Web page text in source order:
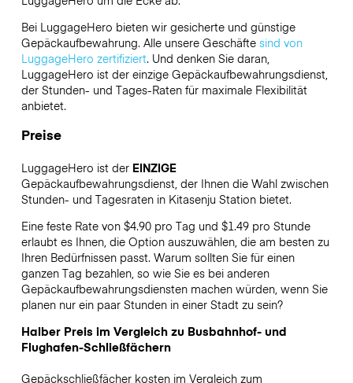
Bei LuggageHero bieten wir gesicherte und günstige
Gepäckaufbewahrung. Alle unsere Geschäfte sind von
LuggageHero zertifiziert. Und denken Sie daran,
LuggageHero ist der einzige Gepäckaufbewahrungsdienst,
der Stunden- und Tages-Raten für maximale Flexibilität
anbietet.
Preise
LuggageHero ist der EINZIGE
Gepäckaufbewahrungsdienst, der Ihnen die Wahl zwischen
Stunden- und Tagesraten in Kitasenju Station bietet.
Eine feste Rate von $4.90 pro Tag und $1.49 pro Stunde
erlaubt es Ihnen, die Option auszuwählen, die am besten zu
Ihren Bedürfnissen passt. Warum sollten Sie für einen
ganzen Tag bezahlen, so wie Sie es bei anderen
Gepäckaufbewahrungsdiensten machen würden, wenn Sie
planen nur ein paar Stunden in einer Stadt zu sein?
Halber Preis im Vergleich zu Busbahnhof- und
Flughafen-Schließfächern
Gepäckschließfächer kosten im Vergleich zum